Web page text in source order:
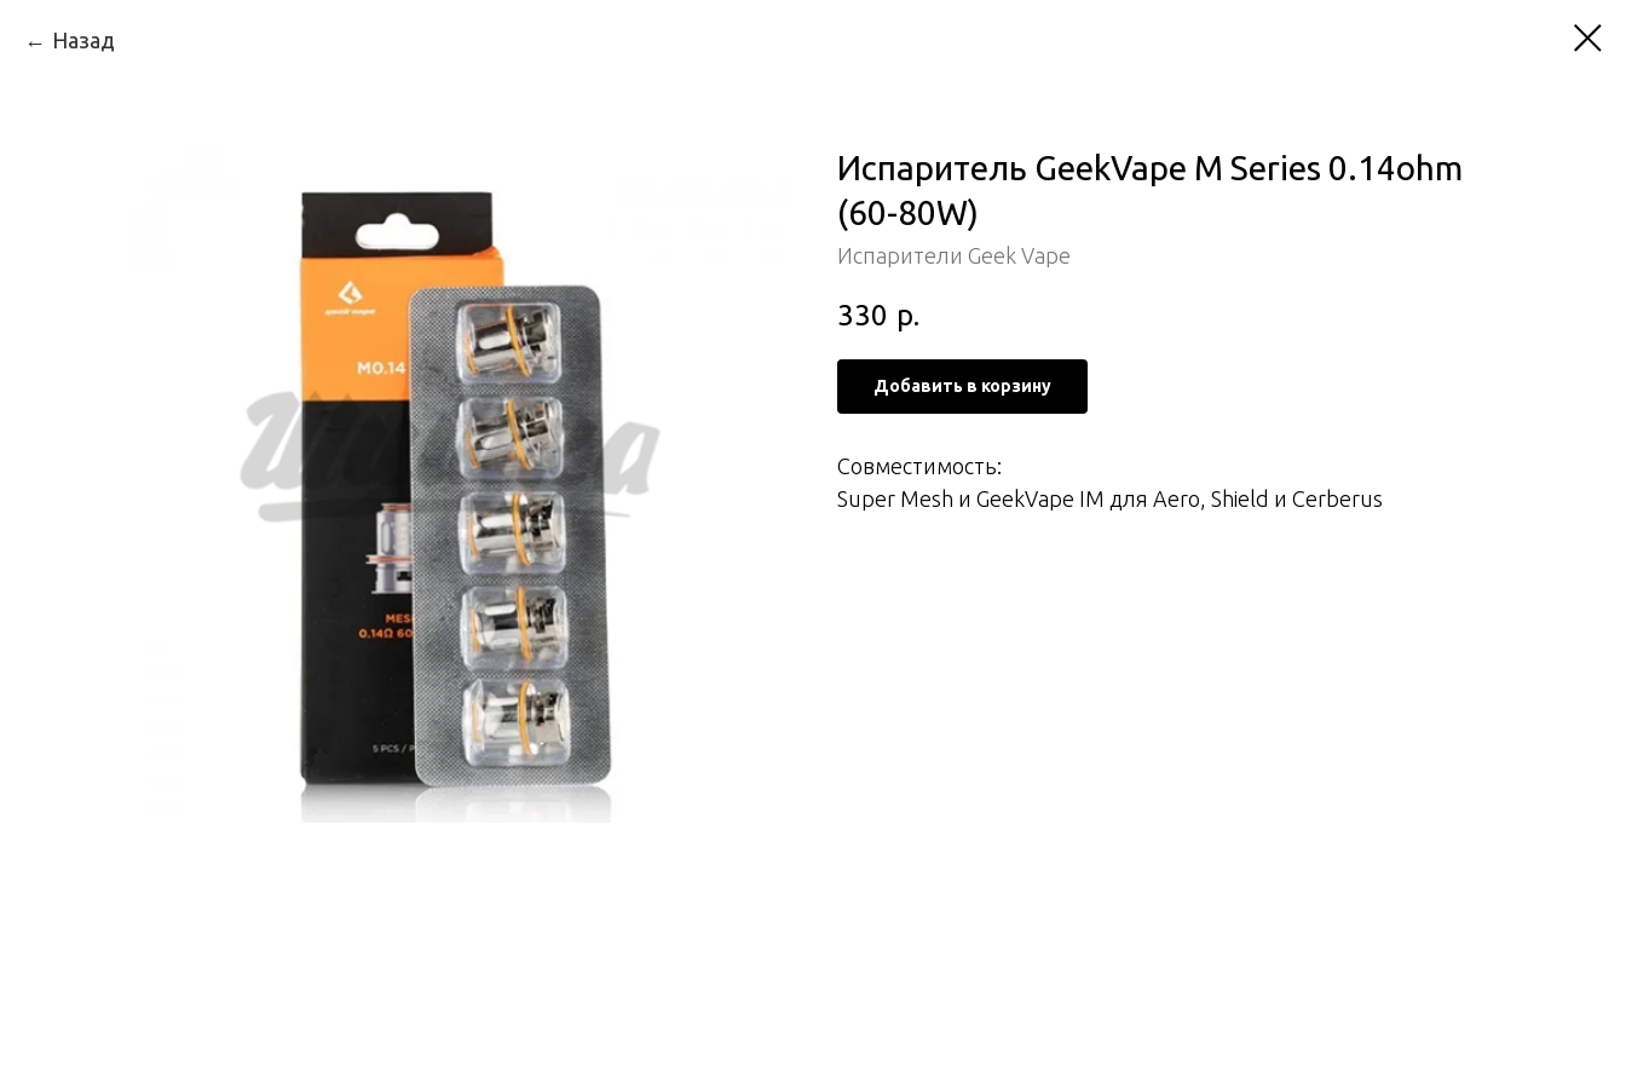
Назад
Испаритель GeekVape M Series 0.14ohm
(60-80W)
Испарители Geek Vape
330 р.
Добавить в корзину
Совместимость:
Super Mesh и GeekVape IM для Aero, Shield и Cerberus